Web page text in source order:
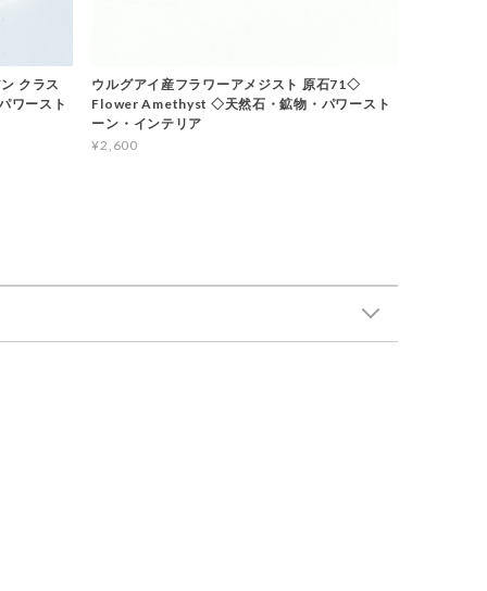
クラス
ワースト
ウルグアイ産フラワーアメジスト 原石71◇
Flower Amethyst ◇天然石・鉱物・パワースト
ーン・インテリア
¥2,600